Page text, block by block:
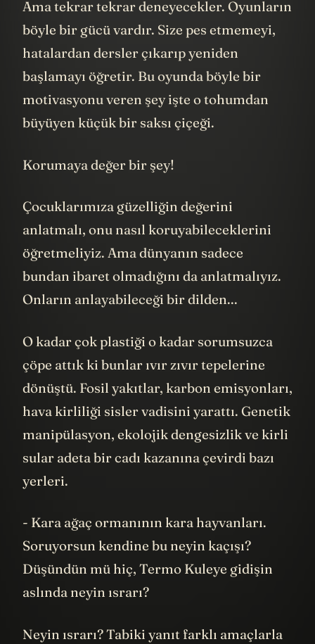
Ama tekrar tekrar deneyecekler. Oyunların
böyle bir gücü vardır. Size pes etmemeyi,
hatalardan dersler çıkarıp yeniden
başlamayı öğretir. Bu oyunda böyle bir
motivasyonu veren şey işte o tohumdan
büyüyen küçük bir saksı çiçeği.
Korumaya değer bir şey!
Çocuklarımıza güzelliğin değerini
anlatmalı, onu nasıl koruyabileceklerini
öğretmeliyiz. Ama dünyanın sadece
bundan ibaret olmadığını da anlatmalıyız.
Onların anlayabileceği bir dilden...
O kadar çok plastiği o kadar sorumsuzca
çöpe attık ki bunlar ıvır zıvır tepelerine
dönüştü. Fosil yakıtlar, karbon emisyonları,
hava kirliliği sisler vadisini yarattı. Genetik
manipülasyon, ekolojik dengesizlik ve kirli
sular adeta bir cadı kazanına çevirdi bazı
yerleri.
- Kara ağaç ormanının kara hayvanları.
Soruyorsun kendine bu neyin kaçışı?
Düşündün mü hiç, Termo Kuleye gidişin
aslında neyin ısrarı?
Neyin ısrarı? Tabiki yanıt farklı amaçlarla